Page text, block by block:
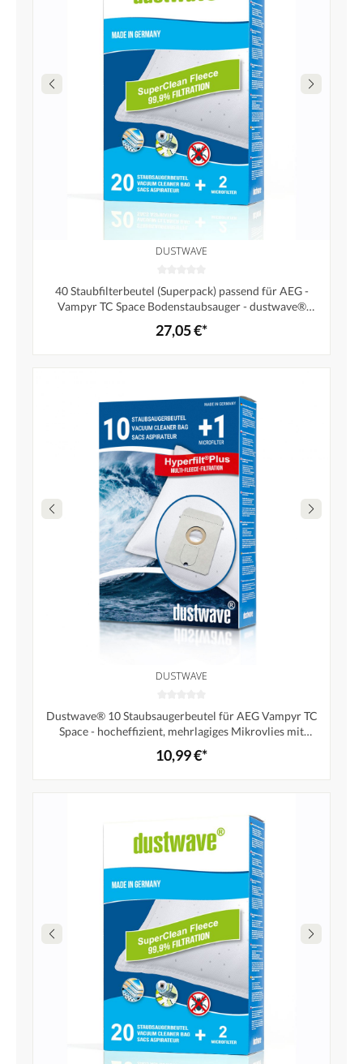
DUSTWAVE
40 Staubfilterbeutel (Superpack) passend für AEG -
Vampyr TC Space Bodenstaubsauger - dustwave®
Markenstaubbeutel - Made in Germany + inkl. Micro-
Filter
27,05 €*
DUSTWAVE
Dustwave® 10 Staubsaugerbeutel für AEG Vampyr TC
Space - hocheffizient, mehrlagiges Mikrovlies mit
Hygieneverschluss - Made in Germany
10,99 €*